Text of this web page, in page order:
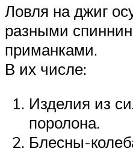
Ловля на джиг
разными
приманками.
В их числе:
Изделия из
поролона.
Блесны-